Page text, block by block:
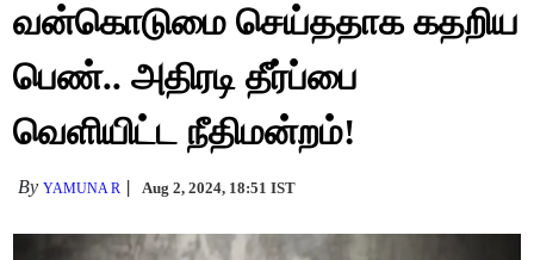
வன்கொடுமை செய்ததாக கதறிய
பெண்.. அதிரடி தீர்ப்பை
வெளியிட்ட நீதிமன்றம்!
ByYAMUNA R Aug 2, 2024, 18:51 IST